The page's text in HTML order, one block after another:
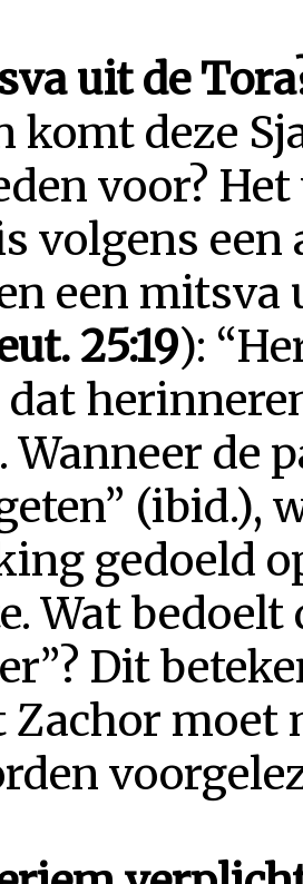
uit de
komt deze
voor?
volgens
een
25:19):
Wanneer de
(ibid.),
gedoeld
Wat
Dit
Zachor